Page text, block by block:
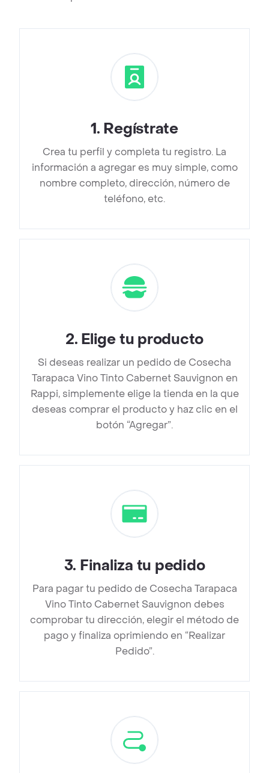
1. Regístrate
Crea tu perfil y completa tu registro. La
información a agregar es muy simple, como
nombre completo, dirección, número de
teléfono, etc.
2. Elige tu producto
Si deseas realizar un pedido de Cosecha
Tarapaca Vino Tinto Cabernet Sauvignon en
Rappi, simplemente elige la tienda en la que
deseas comprar el producto y haz clic en el
botón “Agregar”.
3. Finaliza tu pedido
Para pagar tu pedido de Cosecha Tarapaca
Vino Tinto Cabernet Sauvignon debes
comprobar tu dirección, elegir el método de
pago y finaliza oprimiendo en “Realizar
Pedido”.